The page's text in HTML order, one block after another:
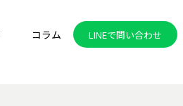
コラム LINEで問い合わせ